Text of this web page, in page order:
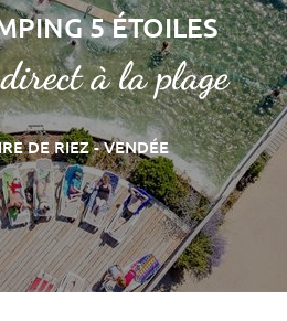
5 ÉTOILES
direct à la plage
DE RIEZ - VENDÉE